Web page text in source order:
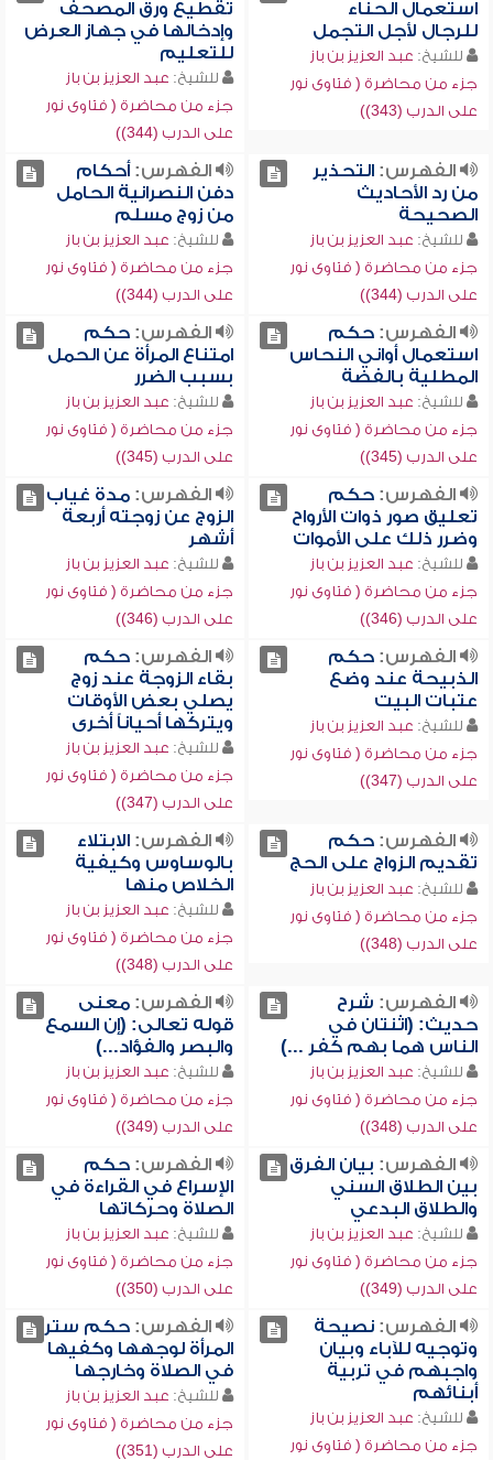
استعمال الحناء
للرجال لأجل التجمل
للشيخ: عبد العزيز بن باز
جزء من محاضرة ( فتاوى نور
على الدرب (343))
تقطيع ورق المصحف
وإدخالها في جهاز العرض
للتعليم
للشيخ: عبد العزيز بن باز
جزء من محاضرة ( فتاوى نور
على الدرب (344))
الفهرس:التحذير
من رد الأحاديث
الصحيحة
للشيخ: عبد العزيز بن باز
جزء من محاضرة ( فتاوى نور
على الدرب (344))
الفهرس:أحكام
دفن النصرانية الحامل
من زوج مسلم
للشيخ: عبد العزيز بن باز
جزء من محاضرة ( فتاوى نور
على الدرب (344))
الفهرس:حكم
استعمال أواني النحاس
المطلية بالفضة
للشيخ: عبد العزيز بن باز
جزء من محاضرة ( فتاوى نور
على الدرب (345))
الفهرس:حكم
امتناع المرأة عن الحمل
بسبب الضرر
للشيخ: عبد العزيز بن باز
جزء من محاضرة ( فتاوى نور
على الدرب (345))
الفهرس:حكم
تعليق صور ذوات الأرواح
وضرر ذلك على الأموات
للشيخ: عبد العزيز بن باز
جزء من محاضرة ( فتاوى نور
على الدرب (346))
الفهرس:مدة غياب
الزوج عن زوجته أربعة
أشهر
للشيخ: عبد العزيز بن باز
جزء من محاضرة ( فتاوى نور
على الدرب (346))
الفهرس:حكم
الذبيحة عند وضع
عتبات البيت
للشيخ: عبد العزيز بن باز
جزء من محاضرة ( فتاوى نور
على الدرب (347))
الفهرس:حكم
بقاء الزوجة عند زوج
يصلي بعض الأوقات
ويتركها أحياناً أخرى
للشيخ: عبد العزيز بن باز
جزء من محاضرة ( فتاوى نور
على الدرب (347))
الفهرس:حكم
تقديم الزواج على الحج
للشيخ: عبد العزيز بن باز
جزء من محاضرة ( فتاوى نور
على الدرب (348))
الفهرس:الابتلاء
بالوساوس وكيفية
الخلاص منها
للشيخ: عبد العزيز بن باز
جزء من محاضرة ( فتاوى نور
على الدرب (348))
الفهرس: شرح
حديث: (اثنتان في
الناس هما بهم كفر ...)
للشيخ: عبد العزيز بن باز
جزء من محاضرة ( فتاوى نور
على الدرب (348))
الفهرس:معنى
قوله تعالى: (إن السمع
والبصر والفؤاد...)
للشيخ: عبد العزيز بن باز
جزء من محاضرة ( فتاوى نور
على الدرب (349))
الفهرس: بيان الفرق
بين الطلاق السني
والطلاق البدعي
للشيخ: عبد العزيز بن باز
جزء من محاضرة ( فتاوى نور
على الدرب (349))
الفهرس:حكم
الإسراع في القراءة في
الصلاة وحركاتها
للشيخ: عبد العزيز بن باز
جزء من محاضرة ( فتاوى نور
على الدرب (350))
الفهرس:نصيحة
وتوجيه للآباء وبيان
واجبهم في تربية
أبنائهم
للشيخ: عبد العزيز بن باز
جزء من محاضرة ( فتاوى نور
الفهرس:حكم ستر
المرأة لوجهها وكفيها
في الصلاة وخارجها
للشيخ: عبد العزيز بن باز
جزء من محاضرة ( فتاوى نور
على الدرب (351))